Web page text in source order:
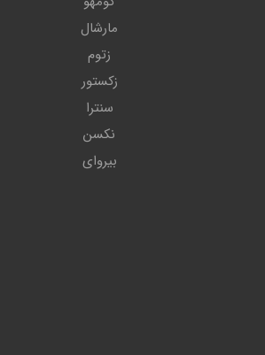
مارشال
زتوم
زکستور
سنترا
نکسن
بیروای